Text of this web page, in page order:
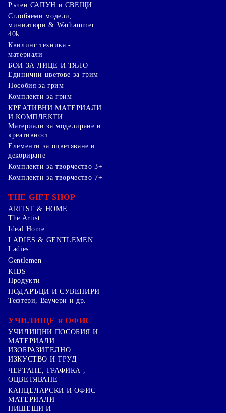
Ръчен САПУН и СВЕЩИ
Сглобяеми модели,
миниатюри & Warhammer
40k
Квилинг техника -
материали
БОИ ЗА ЛИЦЕ И ТЯЛО
Единични цветове за грим
Пособия за грим
Комплекти за грим
КРЕАТИВНИ МАТЕРИАЛИ
И КОМПЛЕКТИ
Mатериали за моделиране и
креативност
Елементи за оцветяване и
декориране
Комплекти за творчество 3+
Комплекти за творчество 7+
THE GIFT SHOP
ARTIST & HOME
The Artist
Ideal Home
LADIES & GENTLEMEN
Ladies
Gentlemen
KIDS
Продукти
ПОДАРЪЦИ И СУВЕНИРИ
Тефтери, Ваучери и др.
УЧИЛИЩЕ и ОФИС
УЧИЛИЩНИ ПОСОБИЯ И
МАТЕРИАЛИ
ИЗОБРАЗИТЕЛНО
ИЗКУСТВО И ТРУД
ЧЕРТАНЕ, ГРАФИКА ,
ОЦВЕТЯВАНЕ
КАНЦЕЛАРСКИ И ОФИС
МАТЕРИАЛИ
ПИШЕЩИ И